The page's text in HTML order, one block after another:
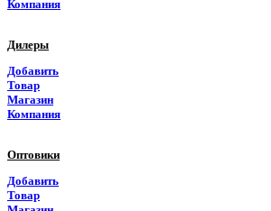
Компания
Дилеры
Добавить
Товар
Магазин
Компания
Оптовики
Добавить
Товар